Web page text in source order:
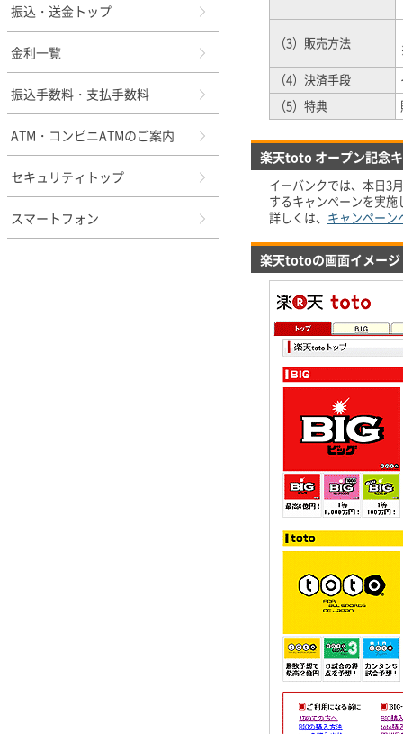
（3）販売方法
（4）決済手段
（5）特典
楽天toto オープン記念
イーバンクでは、本日3
するキャンペーンを実施
詳しくは、 キャンペーン
楽天totoの画面イメージ
振込・送金トップ
金利一覧
振込手数料・支払手数料
ATM・コンビニATMのご案内
セキュリティトップ
スマートフォン